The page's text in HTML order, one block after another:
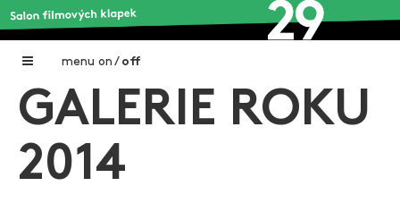
menu on / off
Home
Galerie filmových klapek
GALERIE ROKU
2014